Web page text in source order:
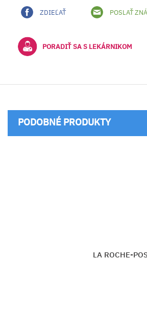
ZDIEĽAŤ POSLAŤ
PORADIŤ SA S LEKÁRNIKOM
PODOBNÉ PRODUKTY
POSAY LIPIKAR BAUME AP+ M